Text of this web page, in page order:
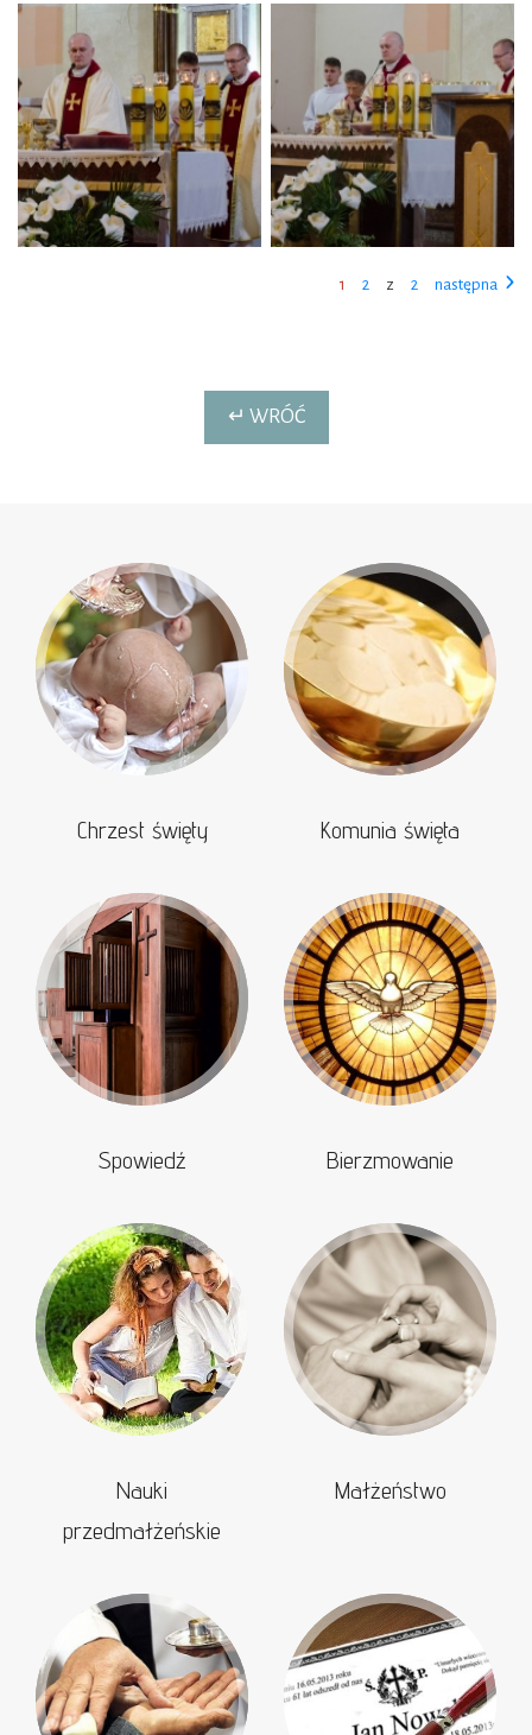
1 2 z 2 następna
↵ WRÓĆ
Chrzest święty Komunia święta
Spowiedź Bierzmowanie
Nauki
przedmałżeńskie
Małżeństwo